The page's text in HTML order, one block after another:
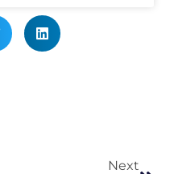
Next